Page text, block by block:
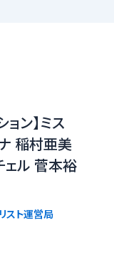
ン】ミス
稲村亜美
ェル 菅本裕
スト運営局